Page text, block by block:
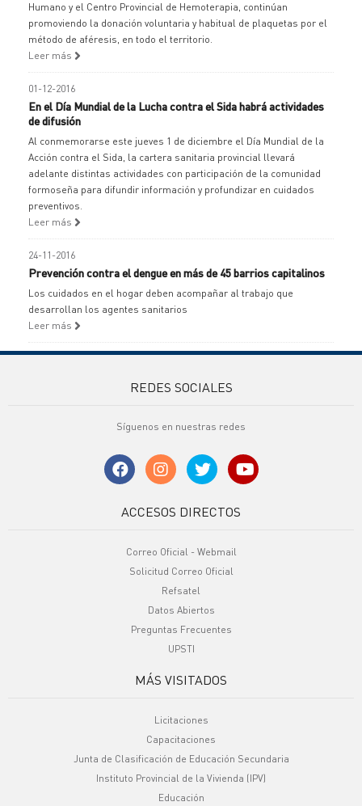
Humano y el Centro Provincial de Hemoterapia, continúan
promoviendo la donación voluntaria y habitual de plaquetas por el
método de aféresis, en todo el territorio.
Leer más
01-12-2016
En el Día Mundial de la Lucha contra el Sida habrá actividades
de difusión
Al conmemorarse este jueves 1 de diciembre el Día Mundial de la
Acción contra el Sida, la cartera sanitaria provincial llevará
adelante distintas actividades con participación de la comunidad
formoseña para difundir información y profundizar en cuidados
preventivos.
Leer más
24-11-2016
Prevención contra el dengue en más de 45 barrios capitalinos
Los cuidados en el hogar deben acompañar al trabajo que
desarrollan los agentes sanitarios
Leer más
REDES SOCIALES
Síguenos en nuestras redes
ACCESOS DIRECTOS
Correo Oficial - Webmail
Solicitud Correo Oficial
Refsatel
Datos Abiertos
Preguntas Frecuentes
UPSTI
MÁS VISITADOS
Licitaciones
Capacitaciones
Junta de Clasificación de Educación Secundaria
Instituto Provincial de la Vivienda (IPV)
Educación